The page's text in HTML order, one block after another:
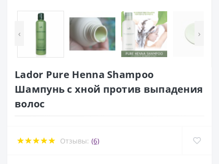
‹ ›
Lador Pure Henna Shampoo
Шампунь с хной против выпадения
волос
Отзывы: (6)